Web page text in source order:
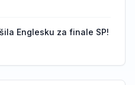
Englesku za finale SP!